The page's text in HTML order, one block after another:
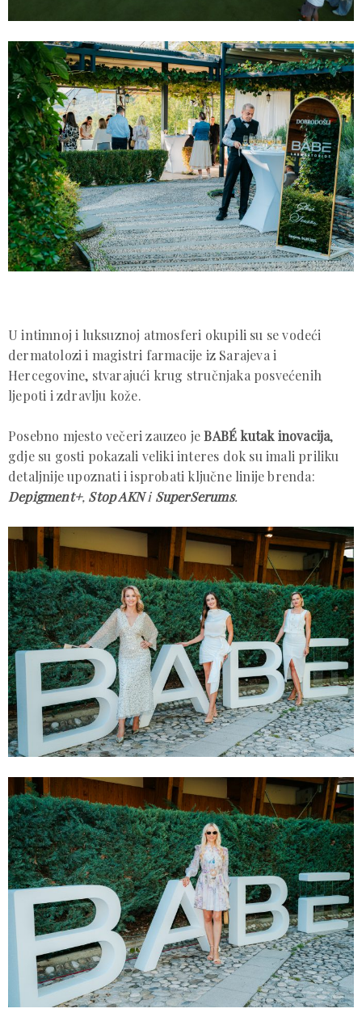
U intimnoj i luksuznoj atmosferi okupili su se vodeći
dermatolozi i magistri farmacije iz Sarajeva i
Hercegovine, stvarajući krug stručnjaka posvećenih
ljepoti i zdravlju kože.
Posebno mjesto večeri zauzeo jeBABÉ kutak inovacija,
gdje su gosti pokazali veliki interes dok su imali priliku
detaljnije upoznati i isprobati ključne linije brenda:
Depigment+, Stop AKNi SuperSerums.